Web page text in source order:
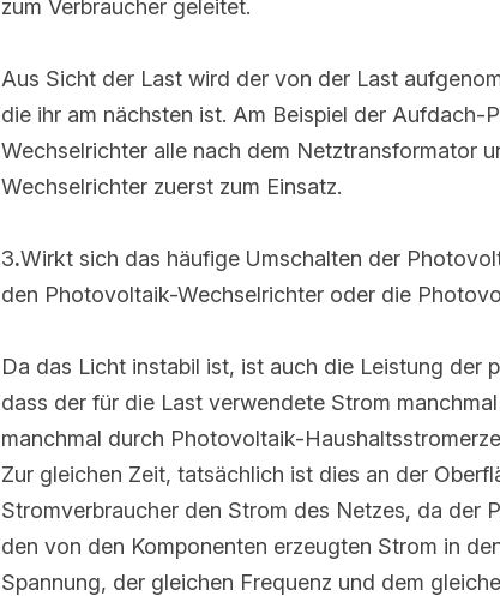
ihr am nächsten ist. Am Beispiel der Aufdach-
alle nach dem Netztransformator und natürlich
zum Einsatz.
den Photovoltaik-Wechselrichter oder die
dass der für die Last verwendete Strom manchmal
manchmal durch Photovoltaik-
gleichen Zeit, tatsächlich ist dies an der
den Strom des Netzes, da der Photovoltaik-
Komponenten erzeugten Strom in den gleichen
gleichen Frequenz und dem gleichen Strom
existiert eigentlich nicht.